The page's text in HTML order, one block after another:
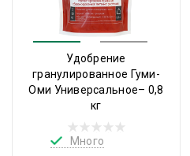
Удобрение
гранулированное Гуми-
Оми Универсальное– 0,8
кг
Много